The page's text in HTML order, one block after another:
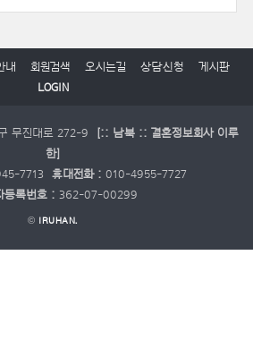
내 회원검색 오시는길 상담신청
게시판
LOGIN
무진대로 272-9
[:: 남북 :: 결혼정보회사 이루
한]
7713 휴대전화 : 010-4955-7727
등록번호 : 362-07-00299
© IRUHAN.